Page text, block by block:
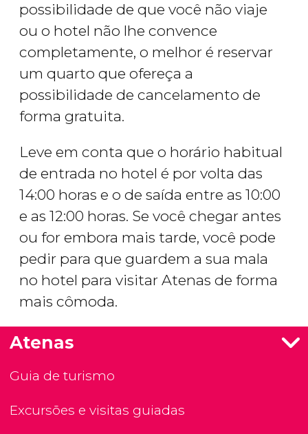
possibilidade de que você não viaje
ou o hotel não lhe convence
completamente, o melhor é reservar
um quarto que ofereça a
possibilidade de cancelamento de
forma gratuita.
Leve em conta que o horário habitual
de entrada no hotel é por volta das
14:00 horas e o de saída entre as 10:00
e as 12:00 horas. Se você chegar antes
ou for embora mais tarde, você pode
pedir para que guardem a sua mala
no hotel para visitar Atenas de forma
mais cômoda.
Atenas
Guia de turismo
Excursões e visitas guiadas